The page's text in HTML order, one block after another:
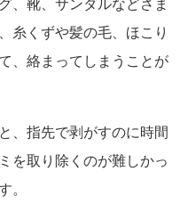
、靴、サンダルなどさま
糸くずや髪の毛、ほこり
、絡まってしまうことが
、指先で剥がすのに時間
を取り除くのが難しかっ
。